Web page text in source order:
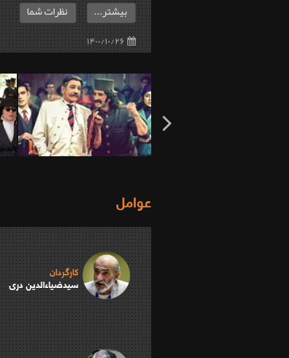
۱۴۰۰/۱۰/۲۶
بیشتر... نظرات شما
عوامل
کارگردان
سیدضیاء‌الدین دری